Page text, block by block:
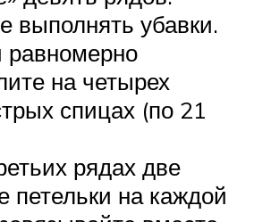
выполнять убавки.
равномерно
на четырех
спицах (по 21
рядах две
петельки на каждой